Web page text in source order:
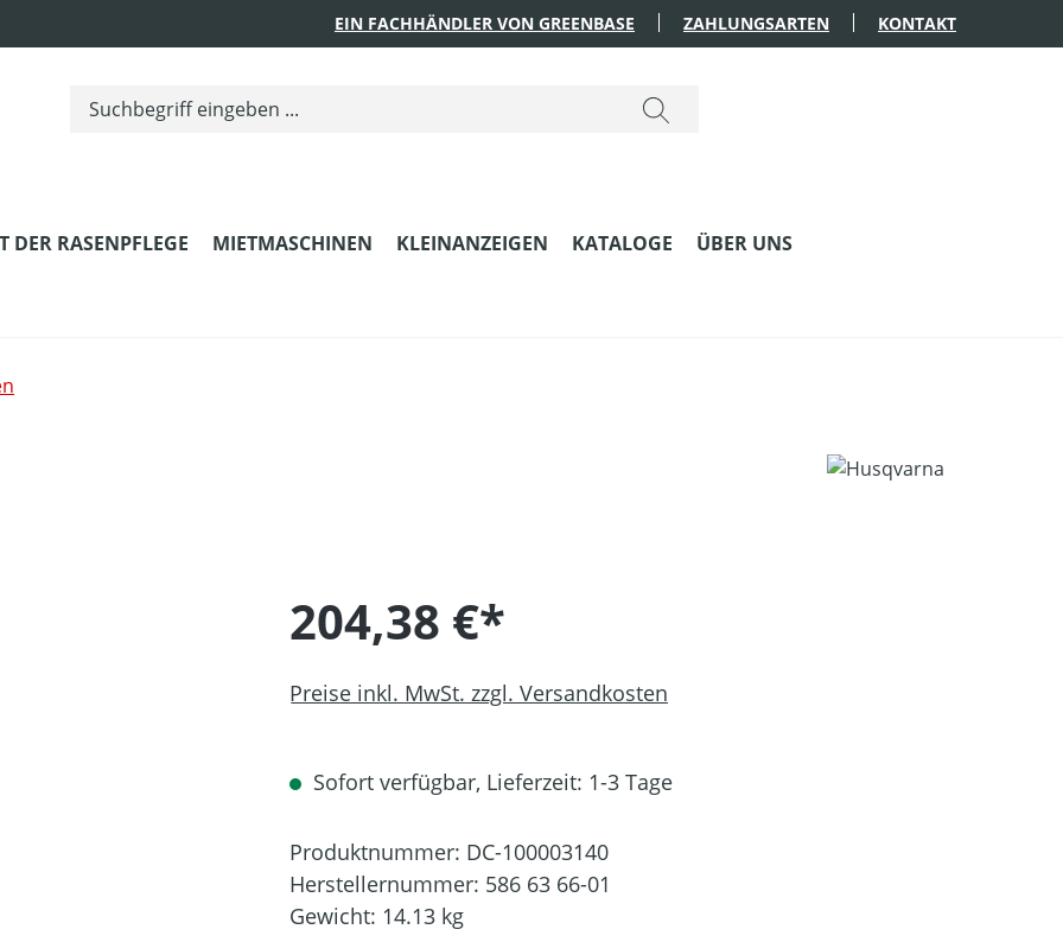
EIN FACHHÄNDLER VON GREENBASE ZAHLUNGSARTEN KONTAKT
DER RASENPFLEGE MIETMASCHINEN KLEINANZEIGEN KATALOGE ÜBER UNS
204,38 €*
Preise inkl. MwSt. zzgl. Versandkosten
Sofort verfügbar, Lieferzeit: 1-3 Tage
Produktnummer: DC-100003140
Herstellernummer: 586 63 66-01
Gewicht: 14.13 kg